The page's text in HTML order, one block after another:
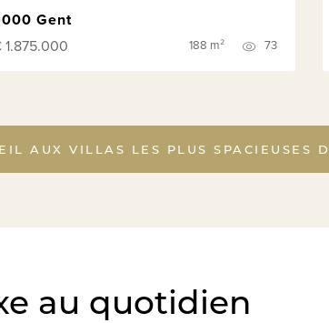
Gent
1.875.000
188 m² 73
AUX VILLAS LES PLUS SPACIEUSES
au quotidien